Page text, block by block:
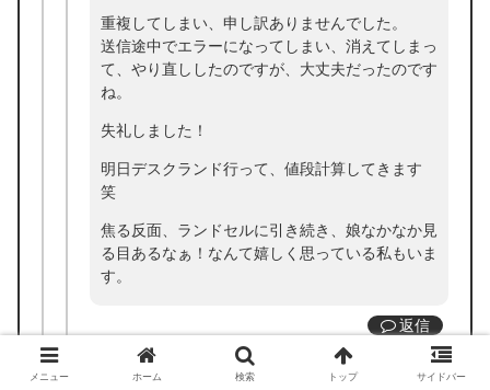
重複してしまい、申し訳ありませんでした。
送信途中でエラーになってしまい、消えてしまっ
て、やり直ししたのですが、大丈夫だったのです
ね。
失礼しました！
明日デスクランド行って、値段計算してきます
笑
焦る反面、ランドセルに引き続き、娘なかなか見
る目あるなぁ！なんて嬉しく思っている私もいま
す。
返信
収納マン
2016/11/18 21:23
メニュー ホーム 検索 トップ サイドバー